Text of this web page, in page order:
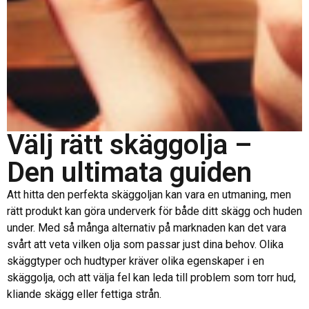
Välj rätt skäggolja –
Den ultimata guiden
Att hitta den perfekta skäggoljan kan vara en utmaning, men
rätt produkt kan göra underverk för både ditt skägg och huden
under. Med så många alternativ på marknaden kan det vara
svårt att veta vilken olja som passar just dina behov. Olika
skäggtyper och hudtyper kräver olika egenskaper i en
skäggolja, och att välja fel kan leda till problem som torr hud,
kliande skägg eller fettiga strån.